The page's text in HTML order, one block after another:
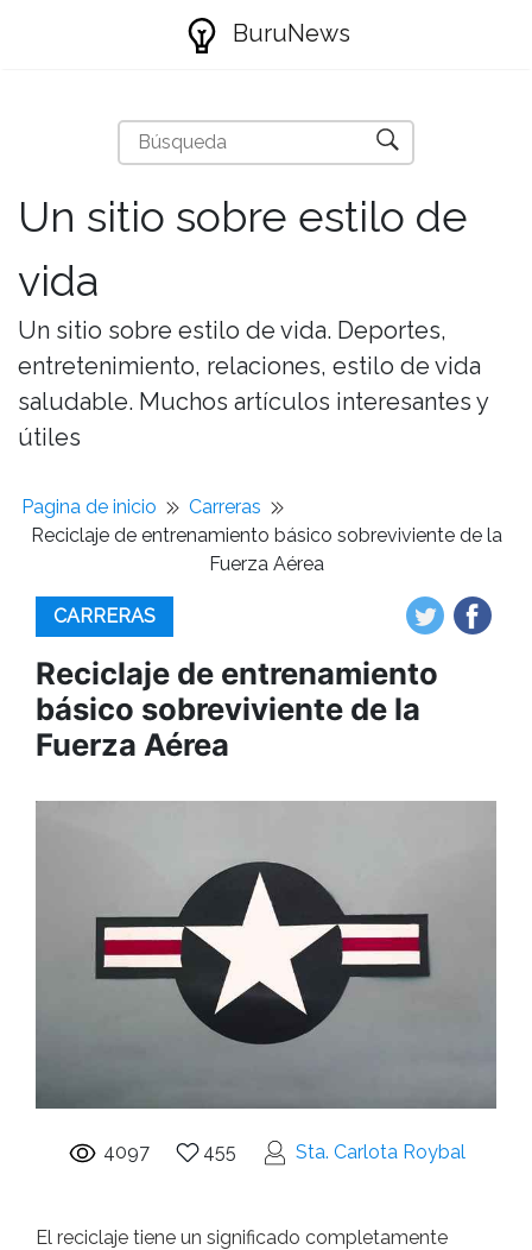
BuruNews
Un sitio sobre estilo de
vida
Un sitio sobre estilo de vida. Deportes,
entretenimiento, relaciones, estilo de vida
saludable. Muchos artículos interesantes y
útiles
Pagina de inicio
Carreras
Reciclaje de entrenamiento básico sobreviviente de la
Fuerza Aérea
CARRERAS
Reciclaje de entrenamiento
básico sobreviviente de la
Fuerza Aérea
4097 455 Sta. Carlota Roybal
El reciclaje tiene un significado completamente